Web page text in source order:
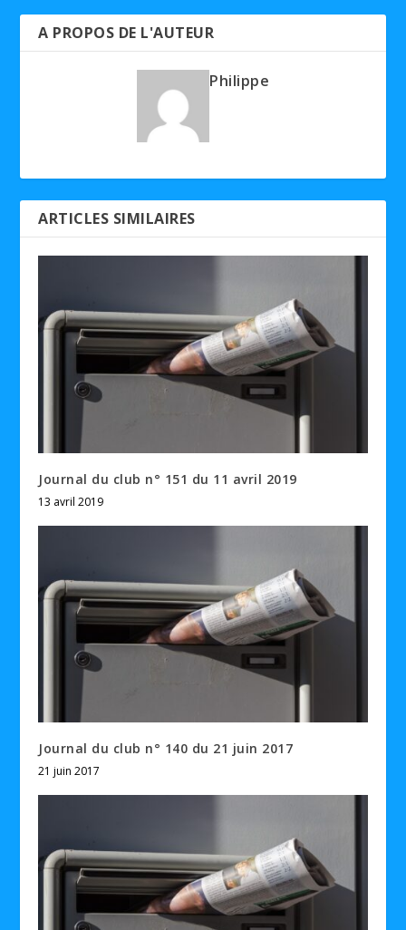
A PROPOS DE L'AUTEUR
Philippe
ARTICLES SIMILAIRES
Journal du club n° 151 du 11 avril 2019
13 avril 2019
Journal du club n° 140 du 21 juin 2017
21 juin 2017